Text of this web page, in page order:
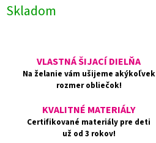
cena:
Skladom
VLASTNÁ ŠIJACÍ DIELŇA
Na želanie vám ušijeme akýkoľvek
rozmer obliečok!
KVALITNÉ MATERIÁLY
Certifikované materiály pre deti
už od 3 rokov!